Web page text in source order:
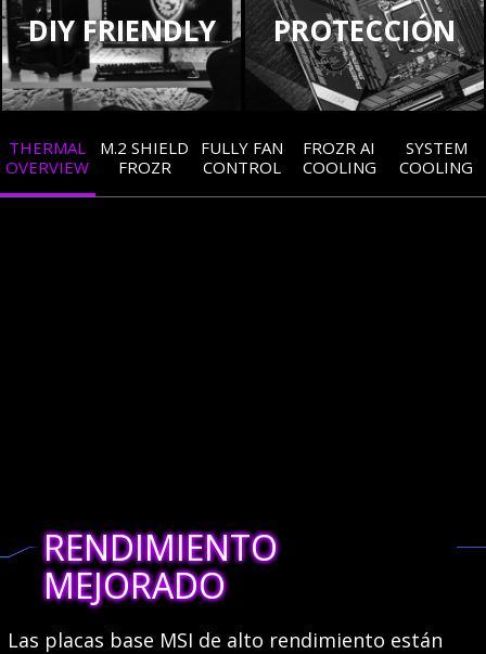
DIY FRIENDLY PROTECCIÓN
THERMAL
OVERVIEW
M.2 SHIELD
FROZR
FULLY FAN
CONTROL
FROZR AI
COOLING
SYSTEM
COOLING
RENDIMIENTO
MEJORADO
Las placas base MSI de alto rendimiento están